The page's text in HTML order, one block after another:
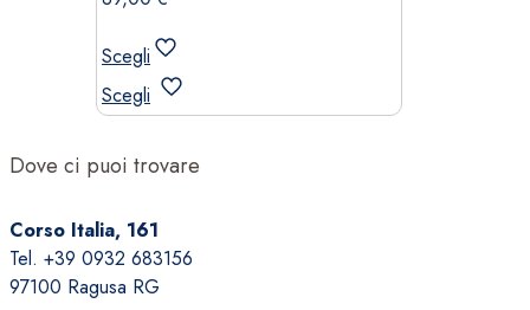
Scegli
Scegli Questo
prodotto
più
Le
opzioni
possono
Dove ci puoi trovare
Corso Italia, 161
Tel. +39 0932 683156
97100 Ragusa RG